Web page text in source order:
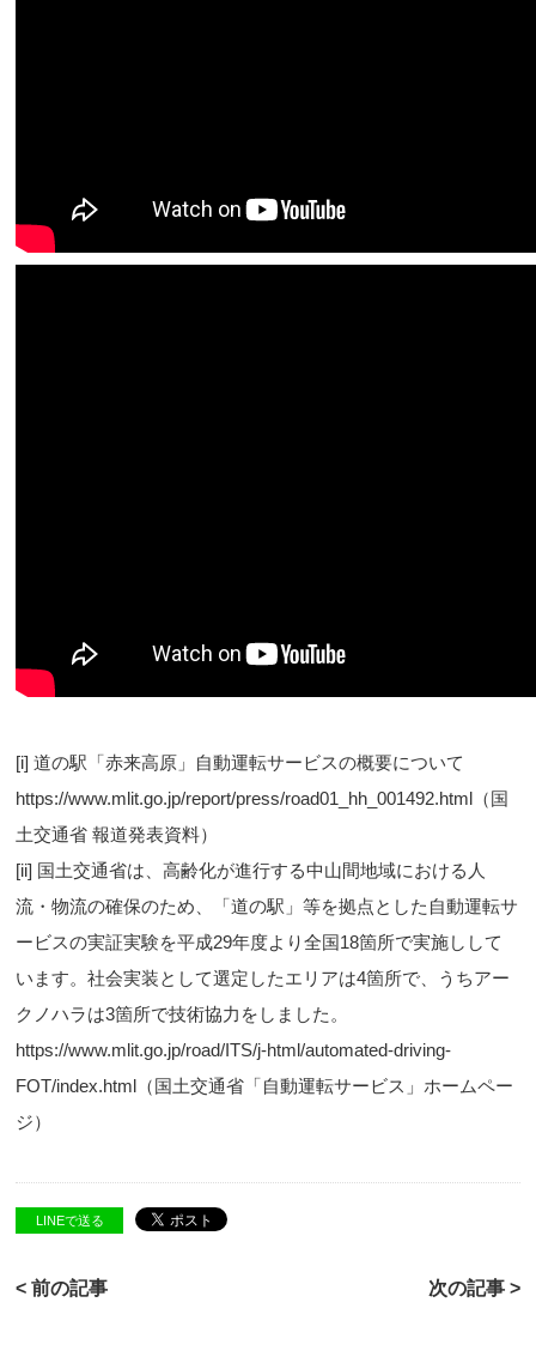
[i] 道の駅「赤来高原」自動運転サービスの概要について
https://www.mlit.go.jp/report/press/road01_hh_001492.html （国
土交通省 報道発表資料）
[ii] 国土交通省は、高齢化が進行する中山間地域における人
流・物流の確保のため、「道の駅」等を拠点とした自動運転サ
ービスの実証実験を平成29年度より全国18箇所で実施しして
います。社会実装として選定したエリアは4箇所で、うちアー
クノハラは3箇所で技術協力をしました。
https://www.mlit.go.jp/road/ITS/j-html/automated-driving-
FOT/index.html （国土交通省「自動運転サービス」ホームペー
ジ）
LINEで送る
< 前の記事 次の記事 >